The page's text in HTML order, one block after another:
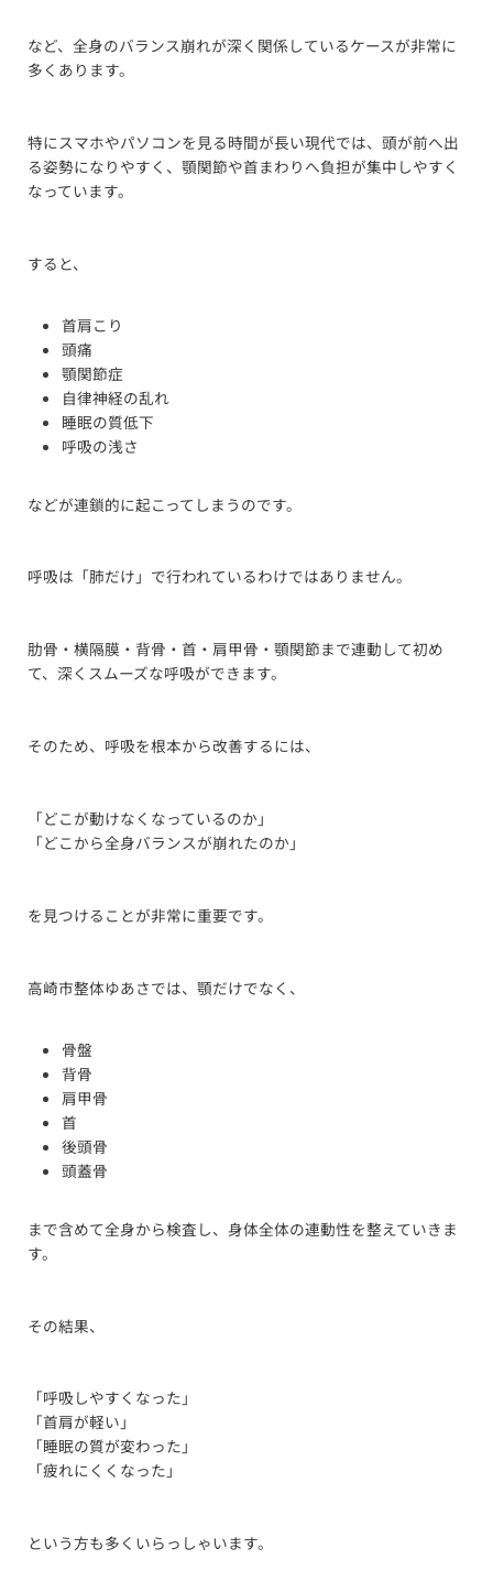
など、全身のバランス崩れが深く関係しているケースが非常に
多くあります。
特にスマホやパソコンを見る時間が長い現代では、頭が前へ出
る姿勢になりやすく、顎関節や首まわりへ負担が集中しやすく
なっています。
すると、
首肩こり
頭痛
顎関節症
自律神経の乱れ
睡眠の質低下
呼吸の浅さ
などが連鎖的に起こってしまうのです。
呼吸は「肺だけ」で行われているわけではありません。
肋骨・横隔膜・背骨・首・肩甲骨・顎関節まで連動して初め
て、深くスムーズな呼吸ができます。
そのため、呼吸を根本から改善するには、
「どこが動けなくなっているのか」
「どこから全身バランスが崩れたのか」
を見つけることが非常に重要です。
高崎市整体ゆあさでは、顎だけでなく、
骨盤
背骨
肩甲骨
首
後頭骨
頭蓋骨
まで含めて全身から検査し、身体全体の連動性を整えていきま
す。
その結果、
「呼吸しやすくなった」
「首肩が軽い」
「睡眠の質が変わった」
「疲れにくくなった」
という方も多くいらっしゃいます。